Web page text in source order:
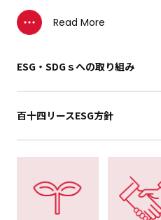
Read More
ESG・SDGｓへの取り組み
百十四リースESG方針